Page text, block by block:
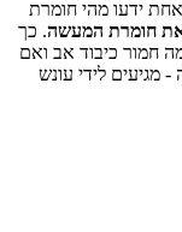
ידעו מהי חומרת
את חומרת המעשה. כך
חמור כיבוד אב ואם
מגיעים לידי עונש